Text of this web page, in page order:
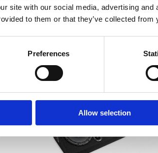
site with our social media, advertising
to them or that they’ve collected
Preferences
Allow selection
Produkten har inga recensioner